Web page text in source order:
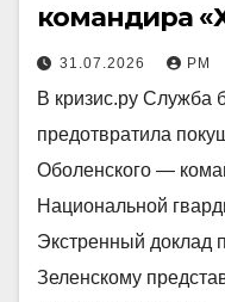
командира
31.07.2026 РМ
В кризис.ру Служба
предотвратила
Оболенского —
Национальной
Экстренный доклад
Зеленскому